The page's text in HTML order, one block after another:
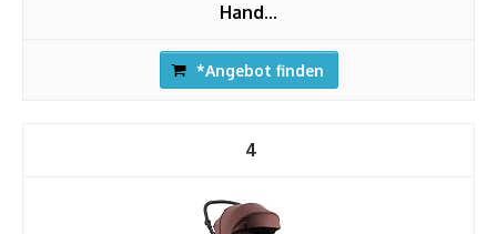
Hand...
*Angebot finden
4